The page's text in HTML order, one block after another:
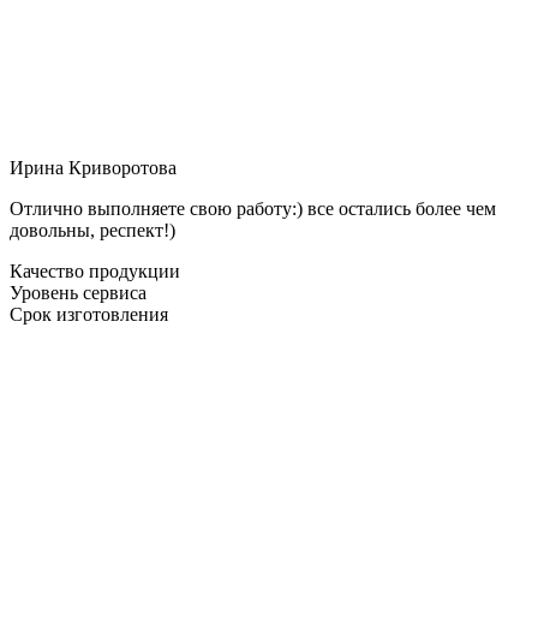
Ирина Криворотова
Отлично выполняете свою работу:) все остались более чем
довольны, респект!)
Качество продукции
Уровень сервиса
Срок изготовления